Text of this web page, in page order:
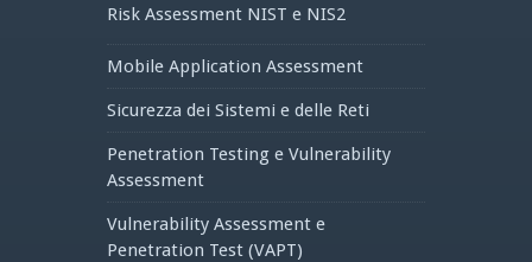
Risk Assessment NIST e NIS2
Mobile Application Assessment
Sicurezza dei Sistemi e delle Reti
Penetration Testing e Vulnerability
Assessment
Vulnerability Assessment e
Penetration Test (VAPT)